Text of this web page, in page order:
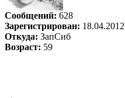
Сообщений: 628
Зарегистрирован: 18.04.2012
Откуда: ЗапСиб
Возраст: 59